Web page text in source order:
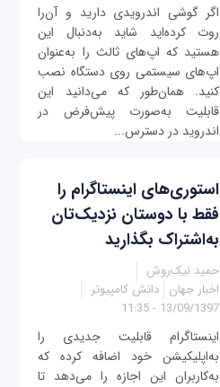
اگر گوشی اندرویدی دارید و آن‌را
روت کرده‌اید شاید به‌دنبال این
هستید که اپ‌های ثالث را به‌عنوان
اپ‌های سیستمی روی دستگاه نصب
کنید. همان‌طور که می‌دانید این
قابلیت به‌صورت پیش‌فرض در
اندروید در دسترس...
استوری‌های اینستاگرام را
فقط با دوستان نزدیک‌تان
به‌اشتراک بگذارید
حمید نیک‌روش
اخبار جهان دانش کامپیوتر
13/09/1397 - 11:35
اینستاگرام قابلیت جدیدی را
به‌اپلیکیشن خود اضافه کرده که
به‌کاربران این اجازه را می‌دهد تا